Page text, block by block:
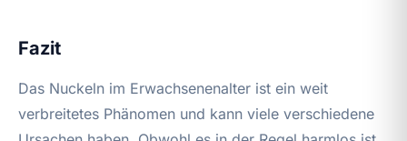
Fazit
Das Nuckeln im Erwachsenenalter ist ein weit
verbreitetes Phänomen und kann viele verschiedene